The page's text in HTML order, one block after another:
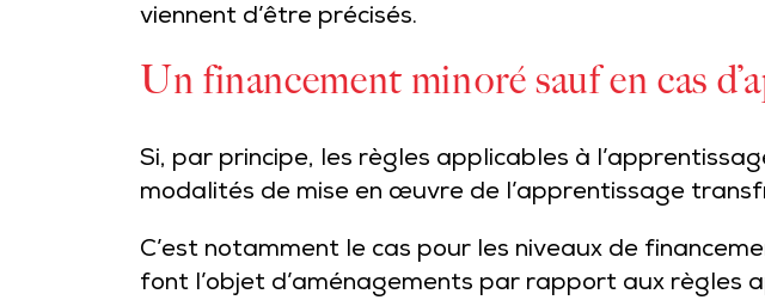
viennent d’être précisés.
Un financement minoré sauf en cas
Si, par principe, les règles applicables à
modalités de mise en œuvre de l’apprentissage
C’est notamment le cas pour les niveaux de
font l’objet d’aménagements par rapport aux règles